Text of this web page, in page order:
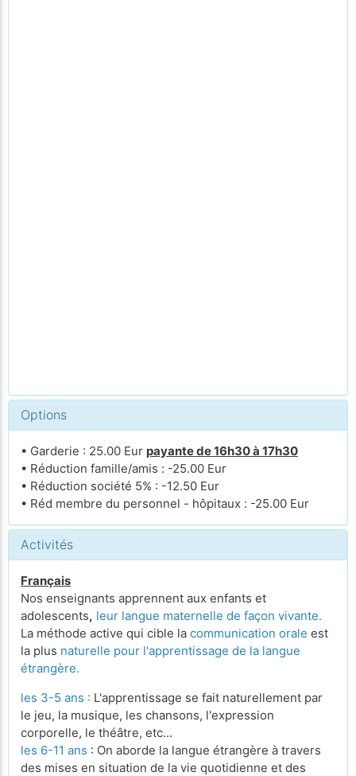
Options
• Garderie : 25.00 Eur payante de 16h30 à 17h30
• Réduction famille/amis : -25.00 Eur
• Réduction société 5% : -12.50 Eur
• Réd membre du personnel - hôpitaux : -25.00 Eur
Activités
Français
Nos enseignants apprennent aux enfants et
adolescents, leur langue maternelle de façon vivante.
La méthode active qui cible la communication orale est
la plus naturelle pour l'apprentissage de la langue
étrangère.
les 3-5 ans : L'apprentissage se fait naturellement par
le jeu, la musique, les chansons, l'expression
corporelle, le théâtre, etc...
les 6-11 ans : On aborde la langue étrangère à travers
des mises en situation de la vie quotidienne et des